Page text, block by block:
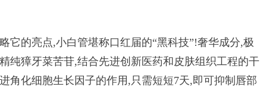
的亮点,小白管堪称口红届的“黑科技”!奢华成分,极
纯獐牙菜苦苷,结合先进创新医药和皮肤组织工程的干
角化细胞生长因子的作用,只需短短7天,即可抑制唇部